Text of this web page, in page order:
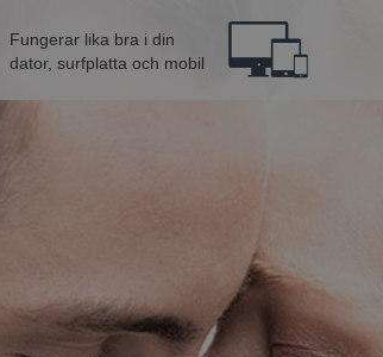
Fungerar lika bra i din
dator, surfplatta och mobil